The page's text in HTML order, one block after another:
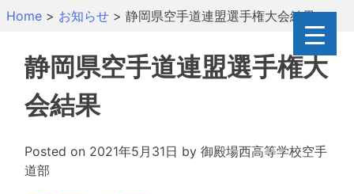
SkipHome > お知らせ > 静岡県空手道連盟選手権大会結果
静岡県空手道連盟選手権大
会結果
Posted on 2021年5月31日 by 御殿場西高等学校空手
道部